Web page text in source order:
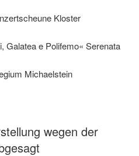
Kloster
Galatea e Polifemo« Serenata
Michaelstein
wegen der